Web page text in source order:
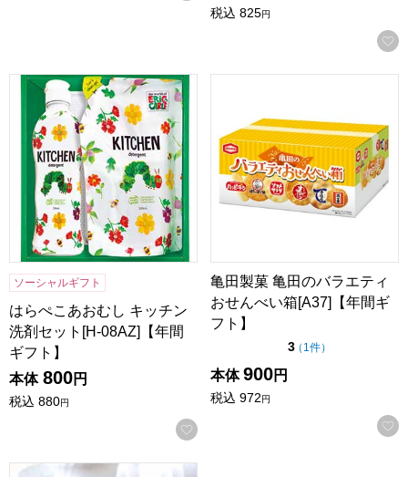
税込 825円
はらぺこあおむし キッチン洗剤セット[H-08AZ]【年間ギフ
ソーシャルギフト
はらぺこあおむし キッチン
洗剤セット[H-08AZ]【年間
ギフト】
本体 800円
税込 880円
お気に入りに登録する
亀田製菓 亀田のバラエティ
おせんべい箱[A37]【年間ギ
フト】
3点（5点満点中）
（ 1件の評価
）
本体 900円
税込 972円
【アウトレット】メルヴェイユ1号 27枚【おいしいお取り寄